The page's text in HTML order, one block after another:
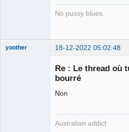
No pussy blues.
yoother 18-12-2022 05:02:48
Re : Le thread où
bourré
Non
Australian addict